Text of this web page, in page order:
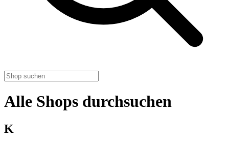
Alle Shops durchsuchen
K